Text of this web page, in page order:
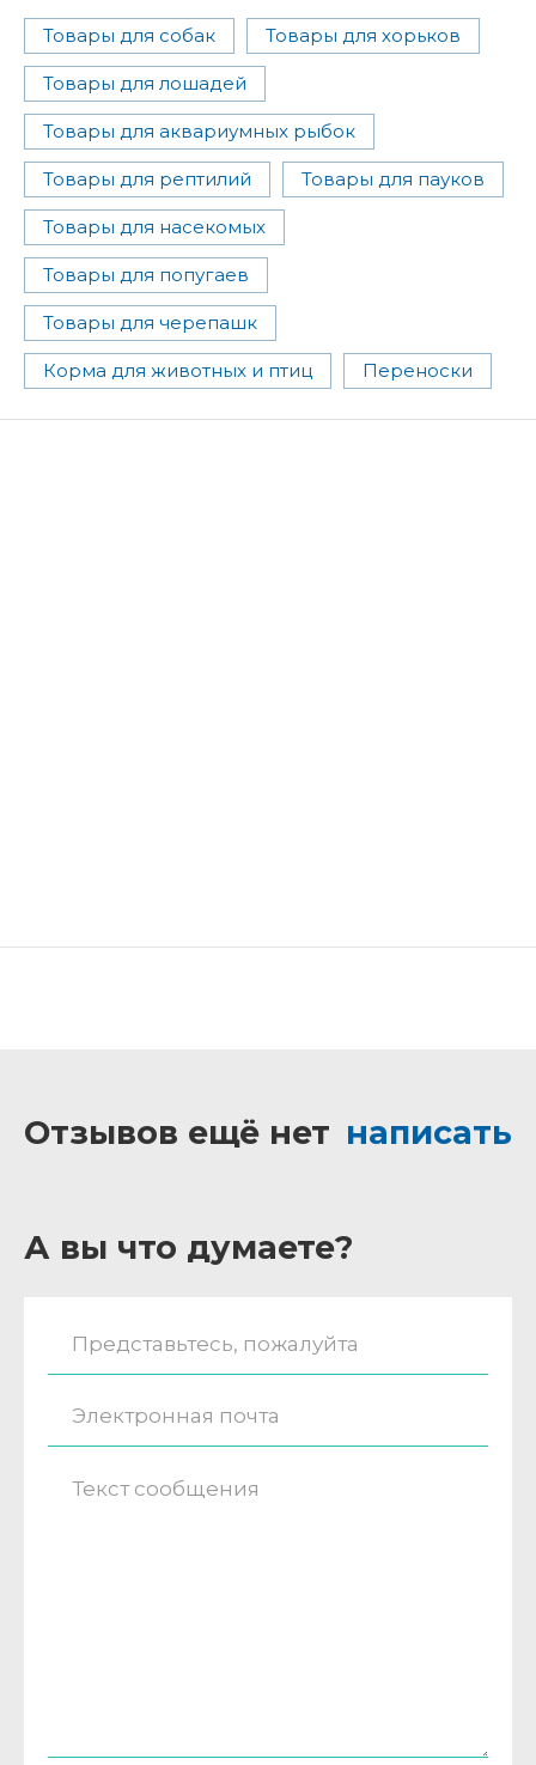
Товары для собак Товары для хорьков
Товары для лошадей
Товары для аквариумных рыбок
Товары для рептилий Товары для пауков
Товары для насекомых
Товары для попугаев
Товары для черепашк
Корма для животных и птиц Переноски
Отзывов ещё нет написать
А вы что думаете?